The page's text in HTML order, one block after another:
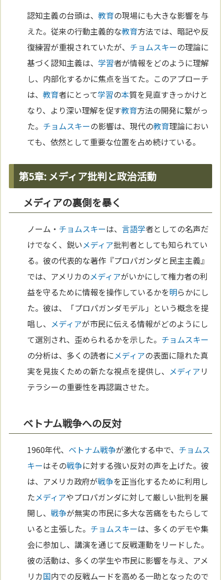
認知主義の台頭は、教育の現場にも大きな影響を与
えた。従来の行動主義的な教育方法では、暗記や反
復練習が重視されていたが、 チョムスキーの理論に
基づく認知主義は、学習者が情報をどのように理解
し、内部化するかに焦点を当てた。このアプローチ
は、教育者にとって学習の本質を見直すきっかけと
なり、より深い理解を促す教育方法の開発に繋がっ
た。 チョムスキーの影響は、現代の教育理論におい
ても、依然として重要な位置を占め続けている。
第5章: メディア批判と政治活動
メディアの裏側を暴く
ノーム・ チョムスキーは、言語学者としての名声だ
けでなく、鋭いメディア批判者としても知られてい
る。彼の代表的な著作『プロパガンダと民主主義』
では、アメリカのメディアがいかにして権力者の利
益を守るために情報を操作しているかを明らかにし
た。彼は、「プロパガンダモデル」という概念を提
唱し、 メディアが市民に伝える情報がどのようにし
て選別され、歪められるかを示した。 チョムスキー
の分析は、多くの読者にメディアの表面に隠れた真
実を見抜くための新たな視点を提供し、 メディアリ
テラシーの重要性を再認識させた。
ベトナム戦争への反対
1960年代、 ベトナム戦争が激化する中で、 チョムス
キーはその戦争に対する強い反対の声を上げた。彼
は、アメリカ政府が戦争を正当化するために利用し
たメディアやプロパガンダに対して厳しい批判を展
開し、戦争が無実の市民に多大な苦痛をもたらして
いると主張した。 チョムスキーは、多くのデモや集
会に参加し、講演を通じて反戦運動をリードした。
彼の活動は、多くの学生や市民に影響を与え、アメ
リカ国内での反戦ムードを高める一助となったので